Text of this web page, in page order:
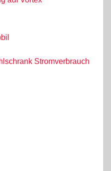
Stromverbrauch